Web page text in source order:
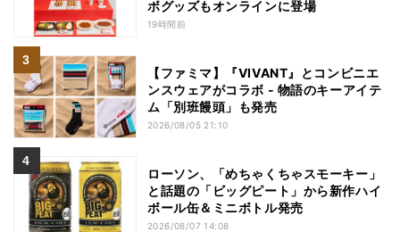
ボグッズもオンラインに登場
19時間前
【ファミマ】『VIVANT』とコンビニエ
ンスウェアがコラボ - 物語のキーアイテ
ム「別班饅頭」も発売
2026/08/05 21:10
ローソン、「めちゃくちゃスモーキー」
と話題の「ビッグピート」から新作ハイ
ボール缶＆ミニボトル発売
2026/08/07 14:08